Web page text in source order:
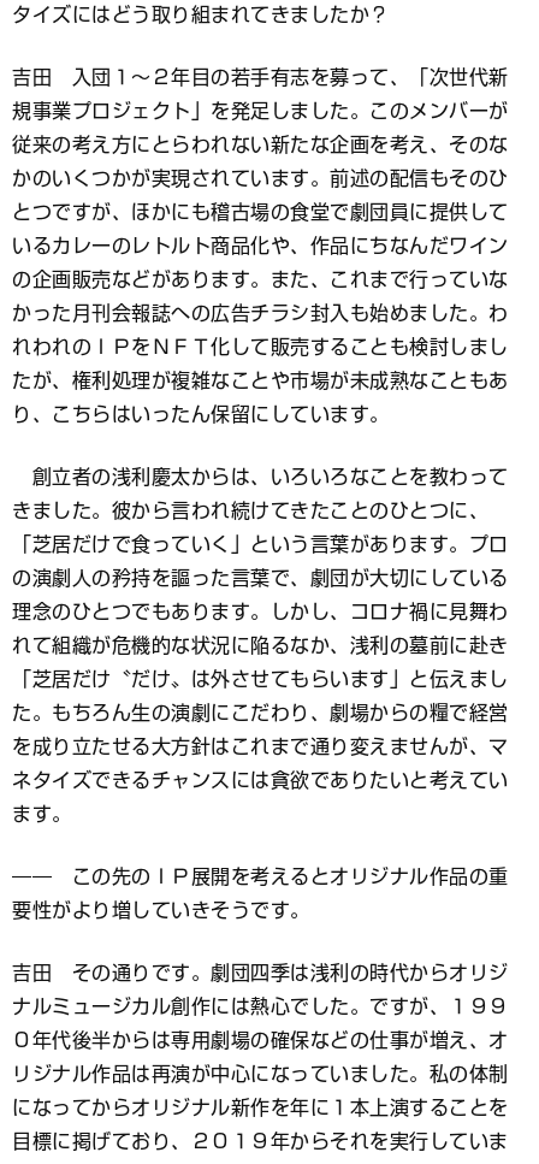
タイズにはどう取り組まれてきましたか？
吉田 入団１～２年目の若手有志を募って、「次世代新
規事業プロジェクト」を発足しました。このメンバーが
従来の考え方にとらわれない新たな企画を考え、そのな
かのいくつかが実現されています。前述の配信もそのひ
とつですが、ほかにも稽古場の食堂で劇団員に提供して
いるカレーのレトルト商品化や、作品にちなんだワイン
の企画販売などがあります。また、これまで行っていな
かった月刊会報誌への広告チラシ封入も始めました。わ
れわれのＩＰをＮＦＴ化して販売することも検討しまし
たが、権利処理が複雑なことや市場が未成熟なこともあ
り、こちらはいったん保留にしています。
創立者の浅利慶太からは、いろいろなことを教わって
きました。彼から言われ続けてきたことのひとつに、
「芝居だけで食っていく」という言葉があります。プロ
の演劇人の矜持を謳った言葉で、劇団が大切にしている
理念のひとつでもあります。しかし、コロナ禍に見舞わ
れて組織が危機的な状況に陥るなか、浅利の墓前に赴き
「芝居だけ〝だけ〟は外させてもらいます」と伝えまし
た。もちろん生の演劇にこだわり、劇場からの糧で経営
を成り立たせる大方針はこれまで通り変えませんが、マ
ネタイズできるチャンスには貪欲でありたいと考えてい
ます。
―― この先のＩＰ展開を考えるとオリジナル作品の重
要性がより増していきそうです。
吉田 その通りです。劇団四季は浅利の時代からオリジ
ナルミュージカル創作には熱心でした。ですが、１９９
０年代後半からは専用劇場の確保などの仕事が増え、オ
リジナル作品は再演が中心になっていました。私の体制
になってからオリジナル新作を年に１本上演することを
目標に掲げており、２０１９年からそれを実行していま